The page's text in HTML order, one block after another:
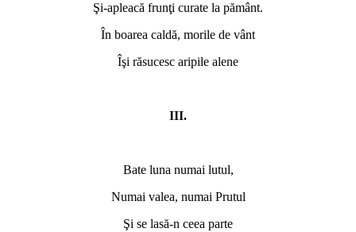
Şi-apleacă frunţi curate la pământ.
În boarea caldă, morile de vânt
Îşi răsucesc aripile alene
III.
Bate luna numai lutul,
Numai valea, numai Prutul
Şi se lasă-n ceea parte